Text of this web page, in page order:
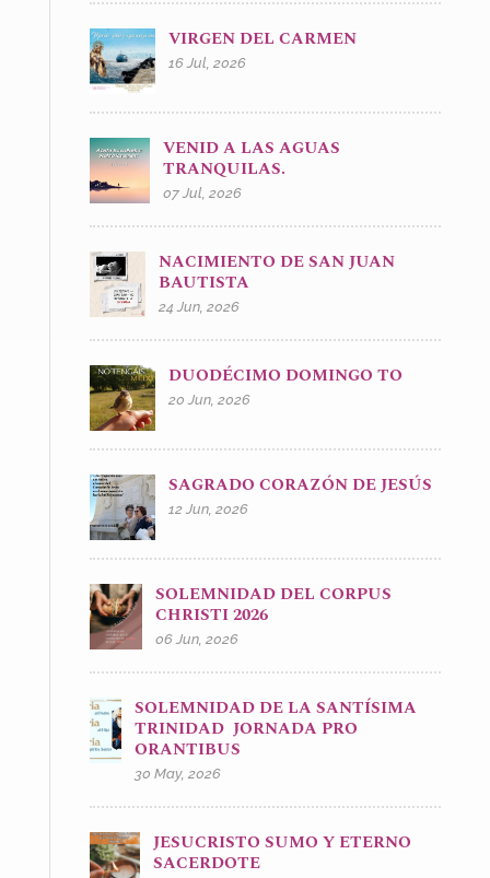
VIRGEN DEL CARMEN
16 Jul, 2026
VENID A LAS AGUAS
TRANQUILAS.
07 Jul, 2026
NACIMIENTO DE SAN JUAN
BAUTISTA
24 Jun, 2026
DUODÉCIMO DOMINGO TO
20 Jun, 2026
SAGRADO CORAZÓN DE JESÚS
12 Jun, 2026
SOLEMNIDAD DEL CORPUS
CHRISTI 2026
06 Jun, 2026
SOLEMNIDAD DE LA SANTÍSIMA
TRINIDAD JORNADA PRO
ORANTIBUS
30 May, 2026
JESUCRISTO SUMO Y ETERNO
SACERDOTE